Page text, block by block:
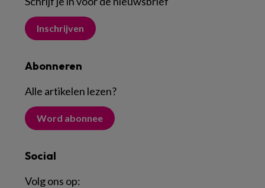
Inschrijven
Abonneren
Alle artikelen lezen?
Word abonnee
Social
Volg ons op: